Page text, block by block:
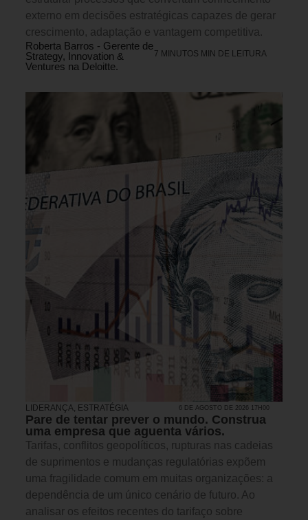
externo em decisões estratégicas capazes de gerar
crescimento, adaptação e vantagem competitiva.
Roberta Barros - Gerente de
Strategy, Innovation &
Ventures na Deloitte.
7 MINUTOS MIN DE LEITURA
LIDERANÇA ESTRATÉGIA 6 DE AGOSTO DE 2026 17H00
Pare de tentar prever o mundo. Construa
uma empresa que aguenta vários.
Tarifas, conflitos geopolíticos, rupturas nas cadeias
de suprimentos e mudanças regulatórias expõem
uma fragilidade comum em muitas organizações: a
dependência de um único cenário de futuro. Ao
analisar os efeitos recentes do tarifaço sobre